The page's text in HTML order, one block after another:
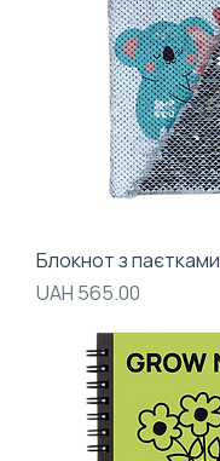
Блокнот з паєтками
Price
UAH 565.00